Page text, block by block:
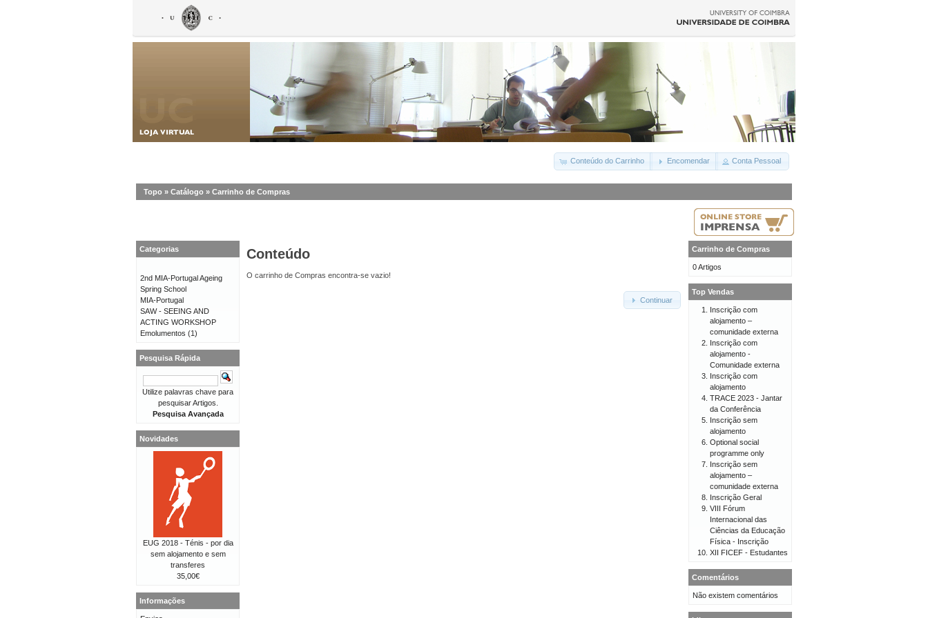
Conteúdo do Carrinho Encomendar Conta Pessoal
Topo » Catálogo » Carrinho de Compras
Conteúdo
O carrinho de Compras encontra-se vazio!
Continuar
Categorias
2nd MIA-Portugal Ageing
Spring School
MIA-Portugal
SAW - SEEING AND
ACTING WORKSHOP
Emolumentos (1)
Pesquisa Rápida
Utilize palavras chave para
pesquisar Artigos.
Pesquisa Avançada
Novidades
EUG 2018 - Ténis - por dia
sem alojamento e sem
transferes
35,00€
Informações
Carrinho de Compras
0 Artigos
Top Vendas
Inscrição com
alojamento –
comunidade externa
Inscrição com
alojamento -
Comunidade externa
Inscrição com
alojamento
TRACE 2023 - Jantar
da Conferência
Inscrição sem
alojamento
Optional social
programme only
Inscrição sem
alojamento –
comunidade externa
Inscrição Geral
VIII Fórum
Internacional das
Ciências da Educação
Física - Inscrição
XII FICEF - Estudantes
Comentários
Não existem comentários